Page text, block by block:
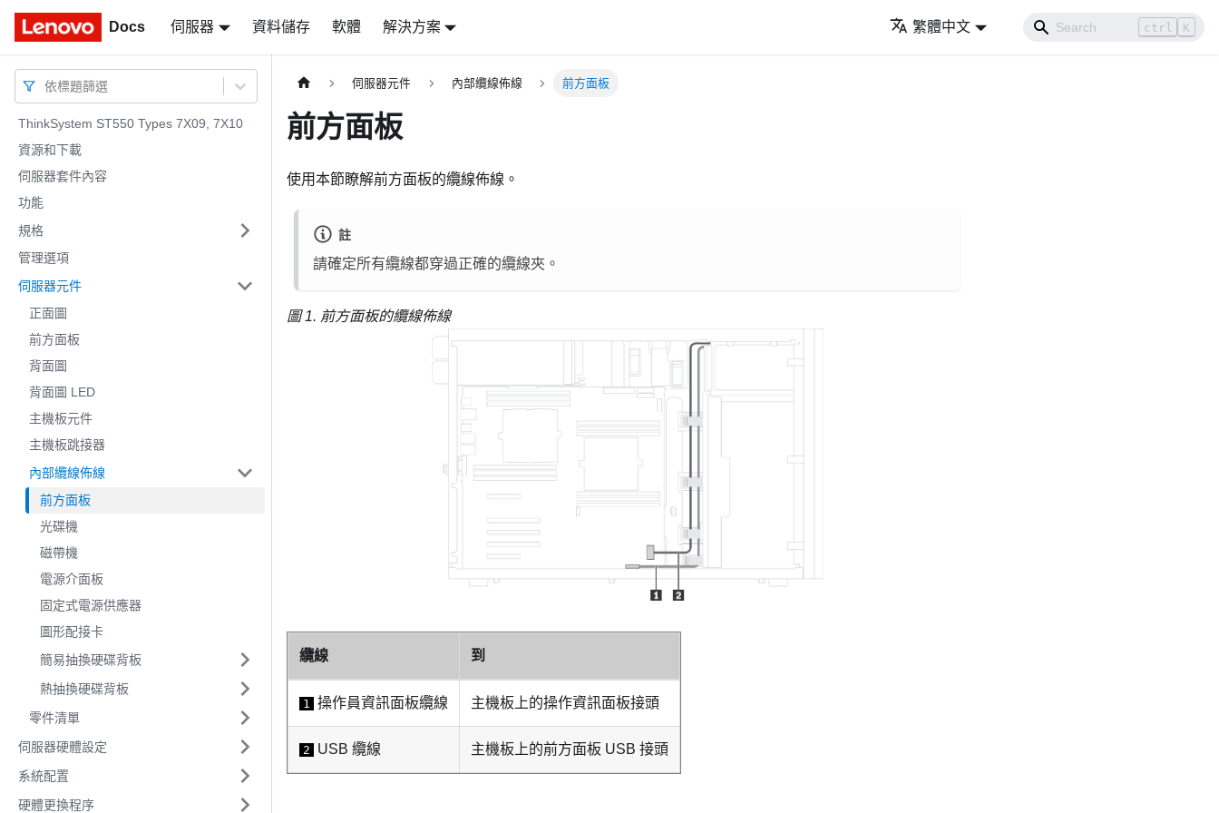
Docs 伺服器 資料儲存 軟體 解決方案 繁體中文 ctrl K
Docs
依標題篩選
ThinkSystem ST550 Types 7X09, 7X10
資源和下載
伺服器套件內容
功能
規格
管理選項
伺服器元件
正面圖
前方面板
背面圖
背面圖 LED
主機板元件
主機板跳接器
內部纜線佈線
前方面板
光碟機
磁帶機
電源介面板
固定式電源供應器
圖形配接卡
簡易抽換硬碟背板
熱抽換硬碟背板
零件清單
伺服器硬體設定
系統配置
硬體更換程序
伺服器元件 內部纜線佈線 前方面板
前方面板
使用本節瞭解前方面板的纜線佈線。
註
請確定所有纜線都穿過正確的纜線夾。
圖 1. 前方面板的纜線佈線
纜線 到
1 操作員資訊面板纜線 主機板上的操作資訊面板接頭
2 USB 纜線 主機板上的前方面板 USB 接頭